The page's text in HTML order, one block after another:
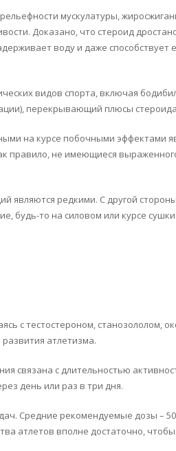
мускулатуры,
Доказано, что стероид
воду и даже
видов спорта, включая
перекрывающий плюсы
на курсе побочными эффектами
правило, не имеющиеся
редкими. С другой
будь-то на силовом или курсе
с тестостероном, станозололом,
атлетизма.
связана с длительностью
день или раз в три дня.
Средние рекомендуемые дозы –
атлетов вполне достаточно,